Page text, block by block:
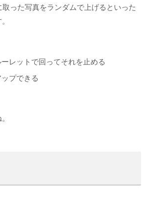
取った写真をランダムで上げるといった
レットで回ってそれを止める
プできる